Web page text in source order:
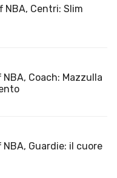
NBA, Centri: Slim
NBA, Coach: Mazzulla
NBA, Guardie: il cuore